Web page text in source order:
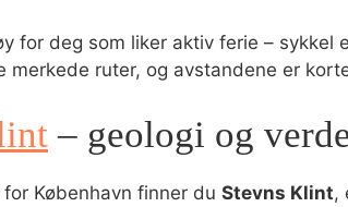
for deg som liker aktiv ferie – sykkel
merkede ruter, og avstandene er
– geologi og
København finner du Stevns Klint,